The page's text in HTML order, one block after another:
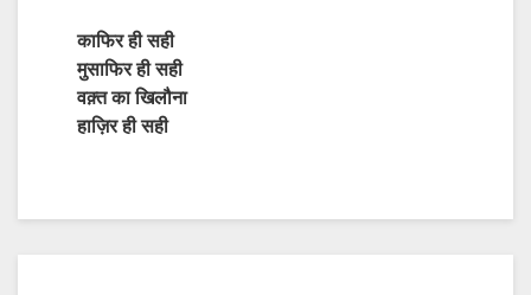
काफिर ही सही
मुसाफिर ही सही
वक़्त का खिलौना
हाज़िर ही सही